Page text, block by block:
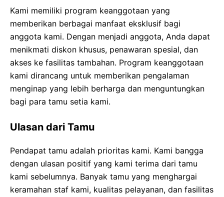
Kami memiliki program keanggotaan yang
memberikan berbagai manfaat eksklusif bagi
anggota kami. Dengan menjadi anggota, Anda dapat
menikmati diskon khusus, penawaran spesial, dan
akses ke fasilitas tambahan. Program keanggotaan
kami dirancang untuk memberikan pengalaman
menginap yang lebih berharga dan menguntungkan
bagi para tamu setia kami.
Ulasan dari Tamu
Pendapat tamu adalah prioritas kami. Kami bangga
dengan ulasan positif yang kami terima dari tamu
kami sebelumnya. Banyak tamu yang menghargai
keramahan staf kami, kualitas pelayanan, dan fasilitas